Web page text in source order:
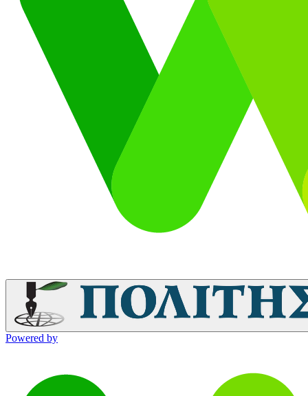
Powered by